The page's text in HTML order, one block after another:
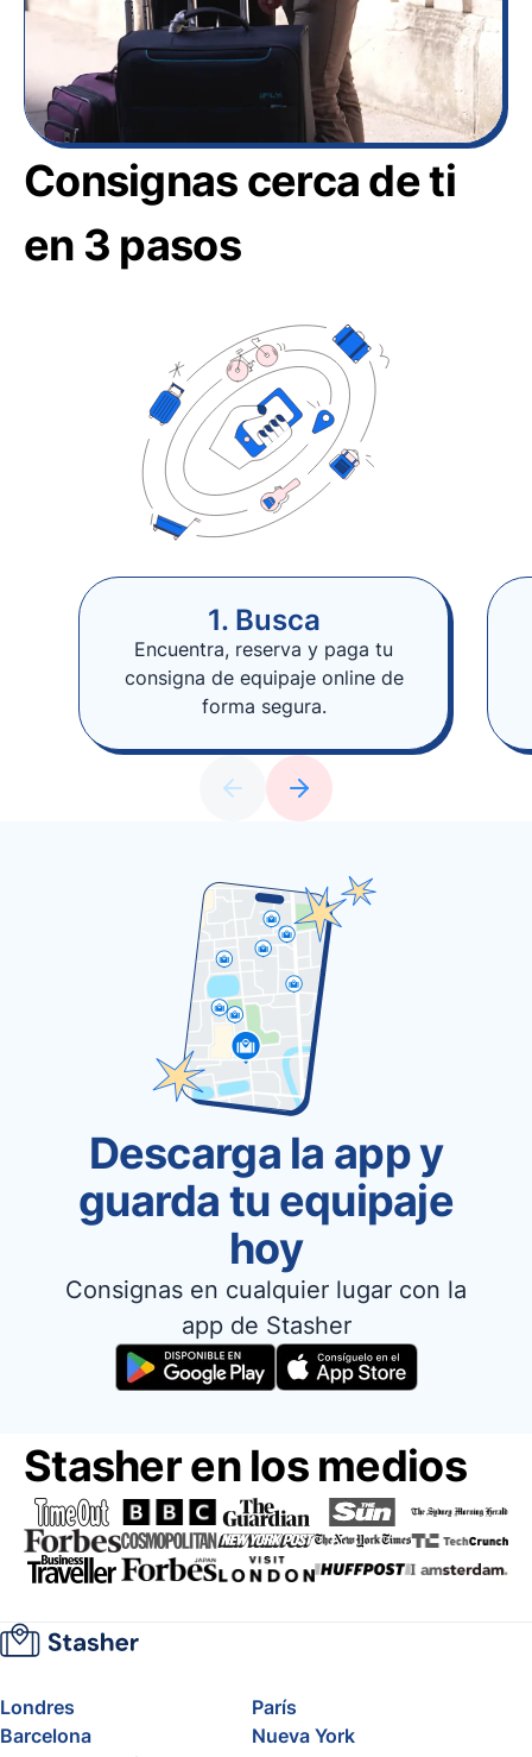
Consignas cerca de ti
en 3 pasos
1. Busca
Encuentra, reserva y paga tu
consigna de equipaje online de
forma segura.
Descarga la app y
guarda tu equipaje
hoy
Consignas en cualquier lugar con la
app de Stasher
Stasher en los medios
Londres
París
Barcelona
Nueva York